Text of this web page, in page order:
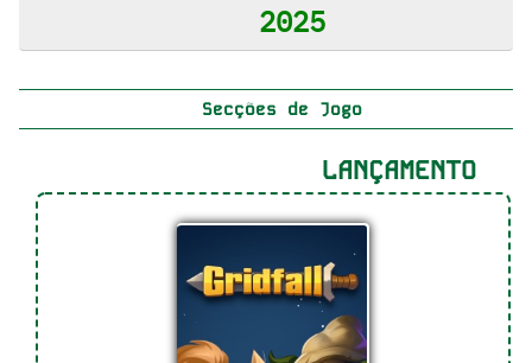
2025
Secções de Jogo
LANÇAMENTO